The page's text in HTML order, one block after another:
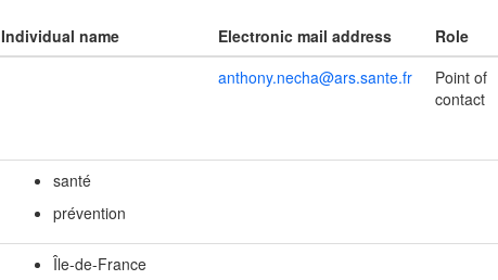
Individual name Electronic mail address
Role
anthony.necha@ars.sante.fr
Point of
contact
santé
prévention
Île-de-France